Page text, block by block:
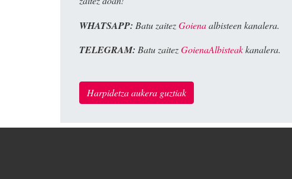
WHATSAPP: Batu zaitezGoienaalbisteen kanalera.
TELEGRAM: Batu zaitezGoienaAlbisteakkanalera.
Harpidetza aukera guztiak